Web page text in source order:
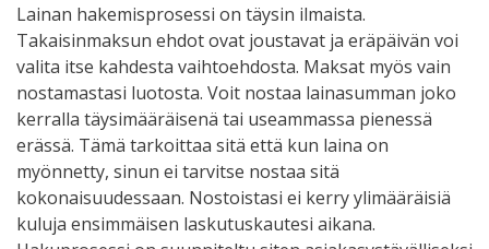
Lainan hakemisprosessi on täysin ilmaista.
Takaisinmaksun ehdot ovat joustavat ja eräpäivän voi
valita itse kahdesta vaihtoehdosta. Maksat myös vain
nostamastasi luotosta. Voit nostaa lainasumman joko
kerralla täysimääräisenä tai useammassa pienessä
erässä. Tämä tarkoittaa sitä että kun laina on
myönnetty, sinun ei tarvitse nostaa sitä
kokonaisuudessaan. Nostoistasi ei kerry ylimääräisiä
kuluja ensimmäisen laskutuskautesi aikana.